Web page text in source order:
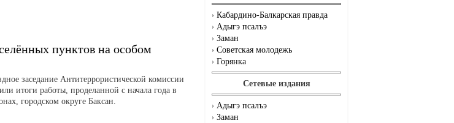
Кабардино-Балкарская правда
Адыгэ псалъэ
Заман
Советская молодежь
Горянка
Сетевые издания
Адыгэ псалъэ
Заман
пунктов на особом
заседание Антитеррористической комиссии
итоги работы, проделанной с начала года в
городском округе Баксан.